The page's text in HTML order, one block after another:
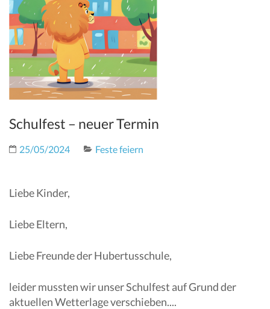
Schulfest – neuer Termin
25/05/2024 Feste feiern
Liebe Kinder,
Liebe Eltern,
Liebe Freunde der Hubertusschule,
leider mussten wir unser Schulfest auf Grund der
aktuellen Wetterlage verschieben....